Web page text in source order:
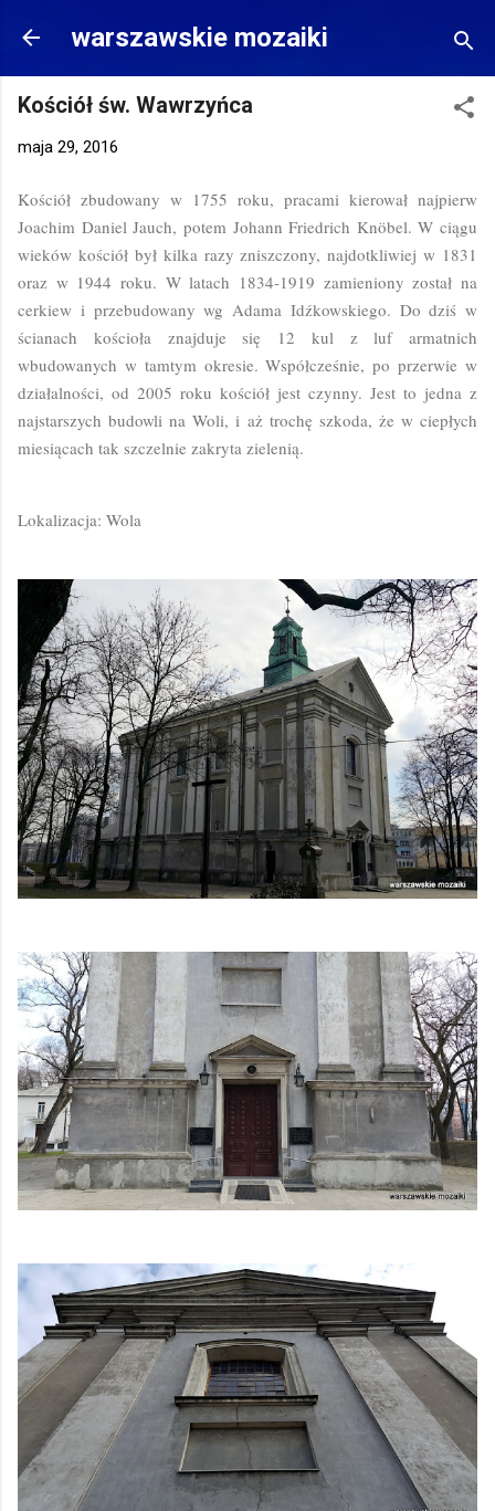
Przejdź do głównej zawartości
warszawskie mozaiki
Kościół św. Wawrzyńca
maja 29, 2016
Kościół zbudowany w 1755 roku, pracami kierował najpierw
Joachim Daniel Jauch, potem Johann Friedrich Knöbel. W ciągu
wieków kościół był kilka razy zniszczony, najdotkliwiej w 1831
oraz w 1944 roku. W latach 1834-1919 zamieniony został na
cerkiew i przebudowany wg Adama Idźkowskiego. Do dziś w
ścianach kościoła znajduje się 12 kul z luf armatnich
wbudowanych w tamtym okresie. Współcześnie, po przerwie w
działalności, od 2005 roku kościół jest czynny. Jest to jedna z
najstarszych budowli na Woli, i aż trochę szkoda, że w ciepłych
miesiącach tak szczelnie zakryta zielenią.
Lokalizacja: Wola